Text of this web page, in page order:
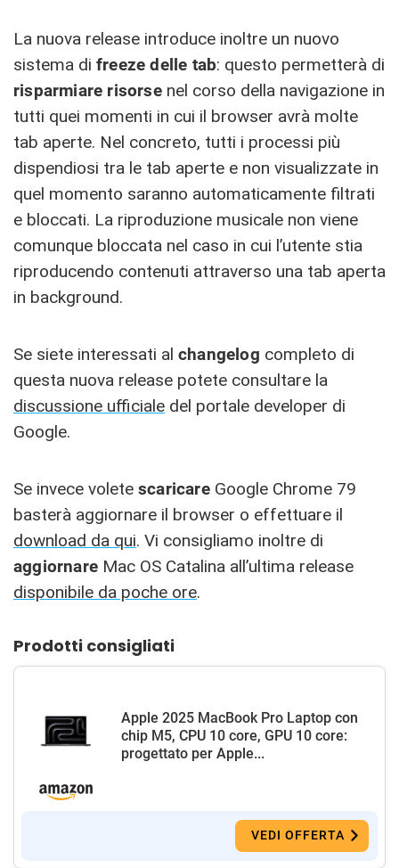
La nuova release introduce inoltre un nuovo
sistema di freeze delle tab: questo permetterà di
risparmiare risorsenel corso della navigazione in
tutti quei momenti in cui il browser avrà molte
tab aperte. Nel concreto, tutti i processi più
dispendiosi tra le tab aperte e non visualizzate in
quel momento saranno automaticamente filtrati
e bloccati. La riproduzione musicale non viene
comunque bloccata nel caso in cui l’utente stia
riproducendo contenuti attraverso una tab aperta
in background.
Se siete interessati al changelog completo di
questa nuova release potete consultare la
discussione ufficiale del portale developer di
Google.
Se invece volete scaricareGoogle Chrome 79
basterà aggiornare il browser o effettuare il
download da qui. Vi consigliamo inoltre di
aggiornare Mac OS Catalina all’ultima release
disponibile da poche ore.
Prodotti consigliati
Apple 2025 MacBook Pro Laptop con
chip M5, CPU 10 core, GPU 10 core:
progettato per Apple...
VEDI OFFERTA